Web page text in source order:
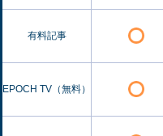
有料記事
EPOCH TV（無料）